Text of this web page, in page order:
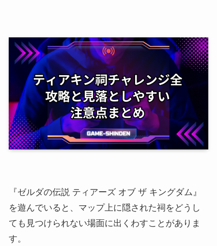
『ゼルダの伝説 ティアーズ オブ ザ キングダム』
を遊んでいると、マップ上に隠された祠をどうし
ても見つけられない場面に出くわすことがありま
す。